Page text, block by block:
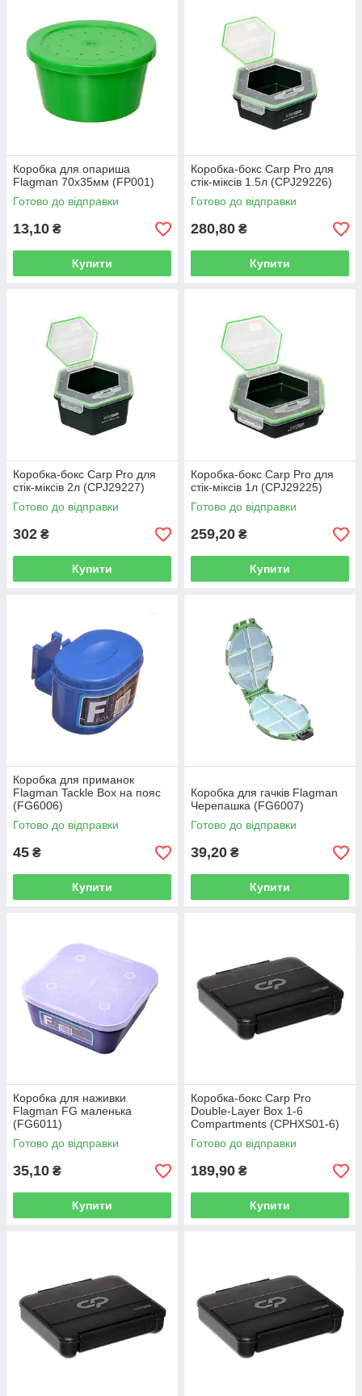
Коробка для опариша
Flagman 70х35мм (FP001)
Готово до відправки
13,10 ₴
Купити
Коробка-бокс Carp Pro для
стік-міксів 1.5л (CPJ29226)
Готово до відправки
280,80 ₴
Купити
Коробка-бокс Carp Pro для
стік-міксів 2л (CPJ29227)
Готово до відправки
302 ₴
Купити
Коробка-бокс Carp Pro для
стік-міксів 1л (CPJ29225)
Готово до відправки
259,20 ₴
Купити
Коробка для приманок
Flagman Tackle Box на пояс
(FG6006)
Готово до відправки
45 ₴
Купити
Коробка для гачків Flagman
Черепашка (FG6007)
Готово до відправки
39,20 ₴
Купити
Коробка для наживки
Flagman FG маленька
(FG6011)
Готово до відправки
35,10 ₴
Купити
Коробка-бокс Carp Pro
Double-Layer Box 1-6
Compartments (CPHXS01-6)
Готово до відправки
189,90 ₴
Купити